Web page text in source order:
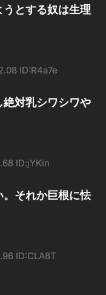
とする奴は生理
ID:R4a7e
対乳シワシワや
ID:jYKin
それか巨根に怯
ID:CLA8T